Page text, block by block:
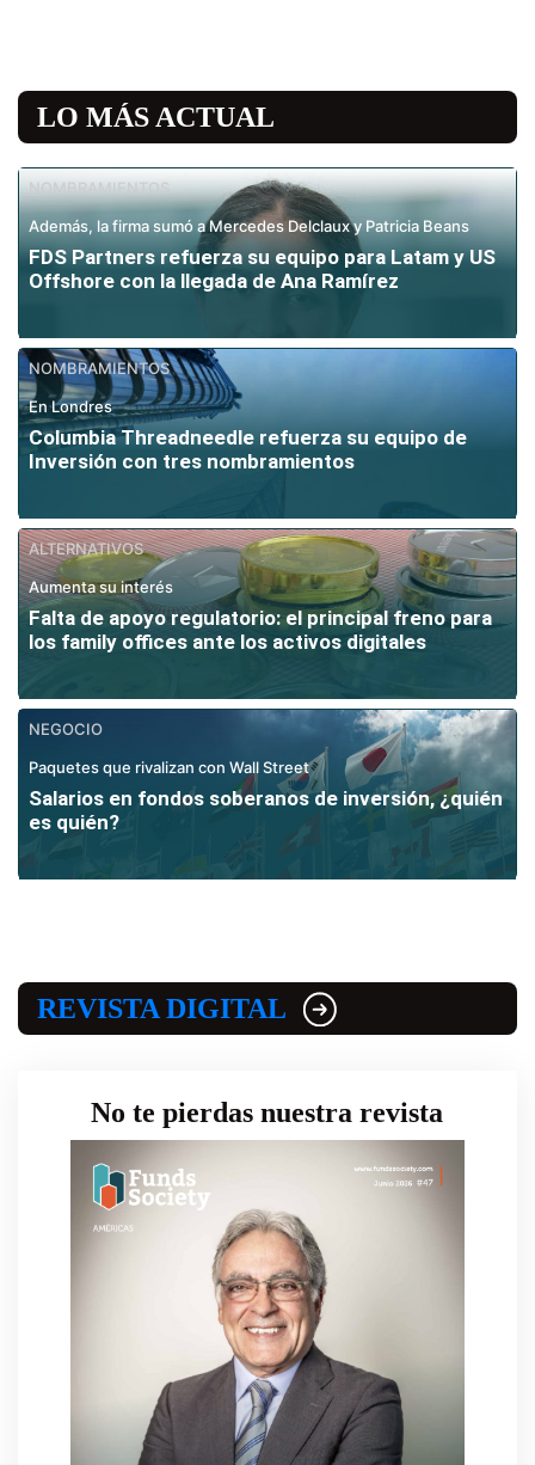
LO MÁS ACTUAL
NOMBRAMIENTOS
Además, la firma sumó a Mercedes Delclaux y Patricia Beans
FDS Partners refuerza su equipo para Latam y US
Offshore con la llegada de Ana Ramírez
NOMBRAMIENTOS
En Londres
Columbia Threadneedle refuerza su equipo de
Inversión con tres nombramientos
ALTERNATIVOS
Aumenta su interés
Falta de apoyo regulatorio: el principal freno para
los family offices ante los activos digitales
NEGOCIO
Paquetes que rivalizan con Wall Street
Salarios en fondos soberanos de inversión, ¿quién
es quién?
REVISTA DIGITAL
No te pierdas nuestra revista